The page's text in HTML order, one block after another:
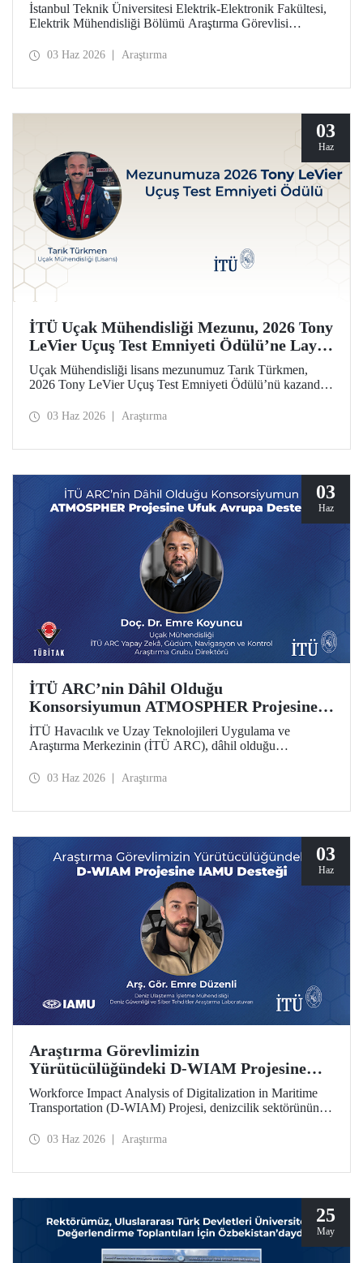
İstanbul Teknik Üniversitesi Elektrik-Elektronik Fakültesi,
Elektrik Mühendisliği Bölümü Araştırma Görevlisi
Sırası Araştırma Bursu kapsamında desteklenmeye hak
03 Haz 2026 Araştırma
03
Haz
İTÜ Uçak Mühendisliği Mezunu, 2026 Tony
LeVier Uçuş Test Emniyeti Ödülü’ne Layık
Görüldü
Uçak Mühendisliği lisans mezunumuz Tarık Türkmen,
2026 Tony LeVier Uçuş Test Emniyeti Ödülü’nü kazandı.
emniyetine ve literatürüne sağladığı katkıyla bu prestijli
03 Haz 2026 Araştırma
03
Haz
İTÜ ARC’nin Dâhil Olduğu
Konsorsiyumun ATMOSPHER Projesine
Ufuk Avrupa Desteği
İTÜ Havacılık ve Uzay Teknolojileri Uygulama ve
Araştırma Merkezinin (İTÜ ARC), dâhil olduğu
Avrupa desteği kazandı. Bu projeyle İTÜ ARC’nin hava
03 Haz 2026 Araştırma
03
Haz
Araştırma Görevlimizin
Yürütücülüğündeki D-WIAM Projesine
IAMU Desteği
Workforce Impact Analysis of Digitalization in Maritime
Transportation (D-WIAM) Projesi, denizcilik sektörünün
Uluslararası Denizcilik Üniversiteleri Birliği (IAMU)
araştırmacısı Emre Düzenli yürütecek.
03 Haz 2026 Araştırma
25
May